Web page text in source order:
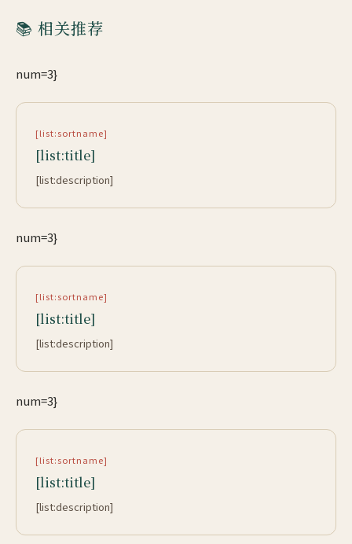
📚 相关推荐
num=3}
[list:sortname]
[list:title]
[list:description]
num=3}
[list:sortname]
[list:title]
[list:description]
num=3}
[list:sortname]
[list:title]
[list:description]